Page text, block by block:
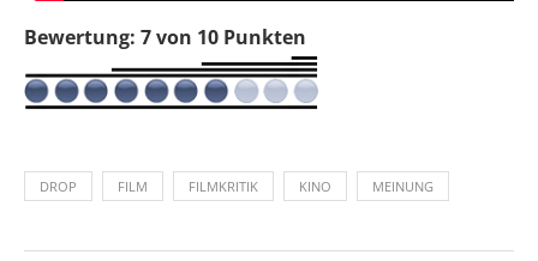
Bewertung: 7 von 10 Punkten
DROP FILM FILMKRITIK KINO MEINUNG